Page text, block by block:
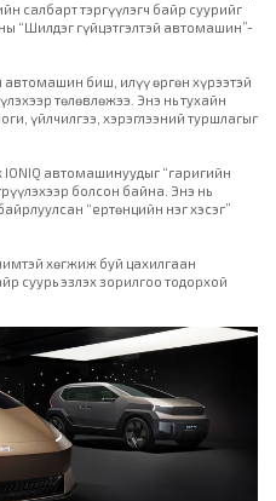
салбарт тэргүүлэгч байр суурийг
“Шилдэг гүйцэтгэлтэй автомашин”-
автомашин биш, илүү өргөн хүрээтэй
төлөвлөжээ. Энэ нь тухайн
үйлчилгээ, хэрэглээний туршлагыг
автомашинуудыг “гаригийн
болсон байна. Энэ нь
“ертөнцийн нэг хэсэг”
хөгжиж буй цахилгаан
суурь эзлэх зорилгоо тодорхой